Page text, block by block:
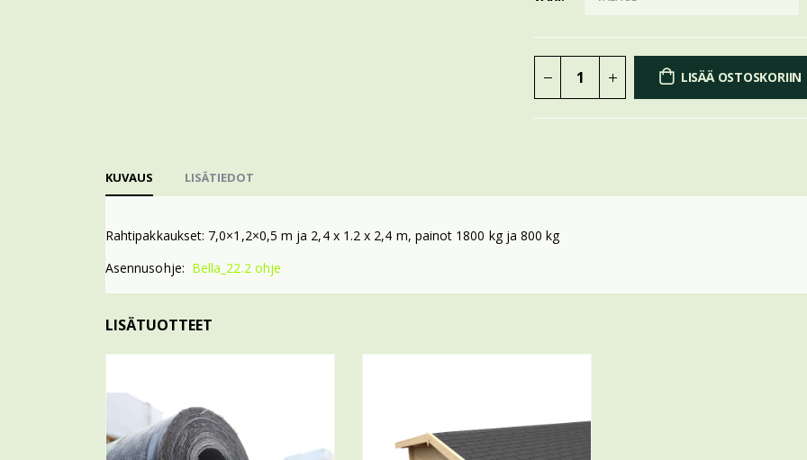
LISÄÄ OSTOSKORIIN
KUVAUS LISÄTIEDOT
Rahtipakkaukset: 7,0×1,2×0,5 m ja 2,4 x 1.2 x 2,4 m, painot 1800 kg ja 800 kg
Asennusohje: Bella_22.2 ohje
LISÄTUOTTEET